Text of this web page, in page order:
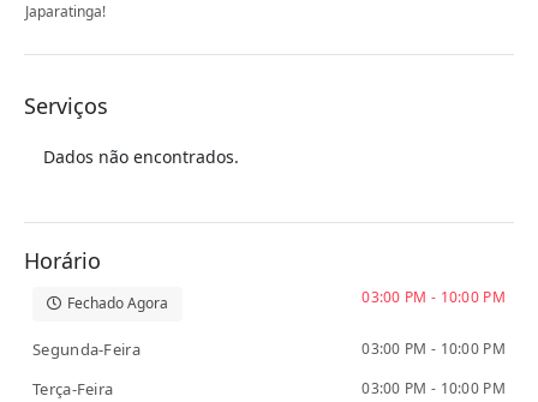
Japaratinga!
Serviços
Dados não encontrados.
Horário
Fechado Agora 03:00 PM - 10:00 PM
Segunda-Feira 03:00 PM - 10:00 PM
Terça-Feira 03:00 PM - 10:00 PM